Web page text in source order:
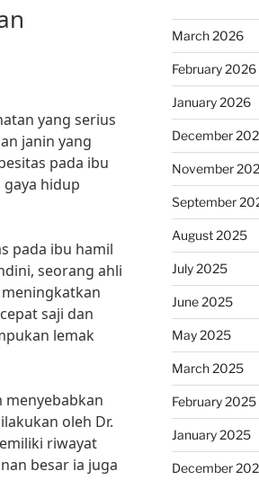
yang serius
janin yang
pada ibu
hidup
pada ibu hamil
seorang ahli
saji dan
lemak
oleh Dr.
riwayat
besar ia juga
March 2026
February 2026
January 2026
December
November
September
August 2025
July 2025
June 2025
May 2025
March 2025
February 2025
January 2025
December